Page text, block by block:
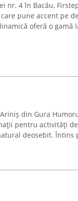
nr. 4 în Bacău,
pune accent pe
oferă o
din Gura
pentru activități
deosebit. Întins